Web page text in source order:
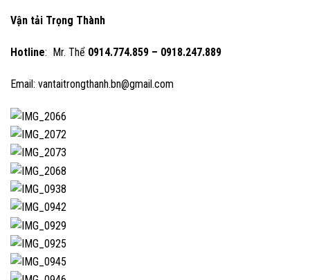
Vận tải Trọng Thành
Hotline: Mr. Thể 0914.774.859 – 0918.247.889
Email: vantaitrongthanh.bn@gmail.com